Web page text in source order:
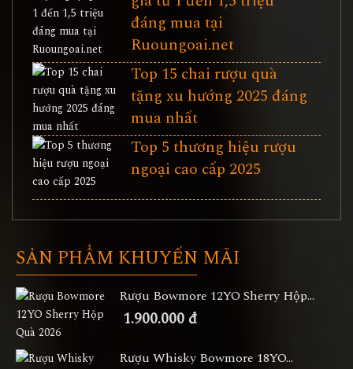
đáng mua tại
Ruoungoai.net
Top 15 chai rượu quà
tặng xu hướng 2025 đáng
mua nhất
Top 5 thương hiệu rượu
ngoại cao cấp 2025
SẢN PHẨM KHUYẾN MÃI
Rượu Bowmore 12YO Sherry Hộp...
1.900.000 đ
Rượu Whisky Bowmore 18YO...